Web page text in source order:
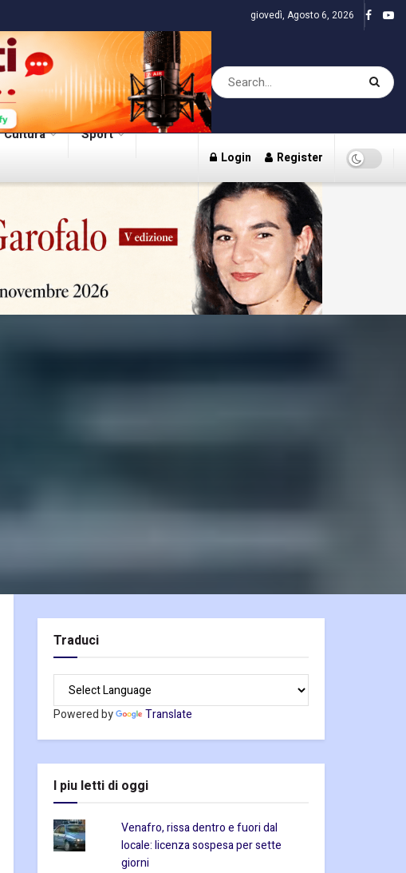
giovedì, Agosto 6, 2026
Cultura Sport
Login Register
Traduci
Powered by Translate
I piu letti di oggi
Venafro, rissa dentro e fuori dal
locale: licenza sospesa per sette
giorni